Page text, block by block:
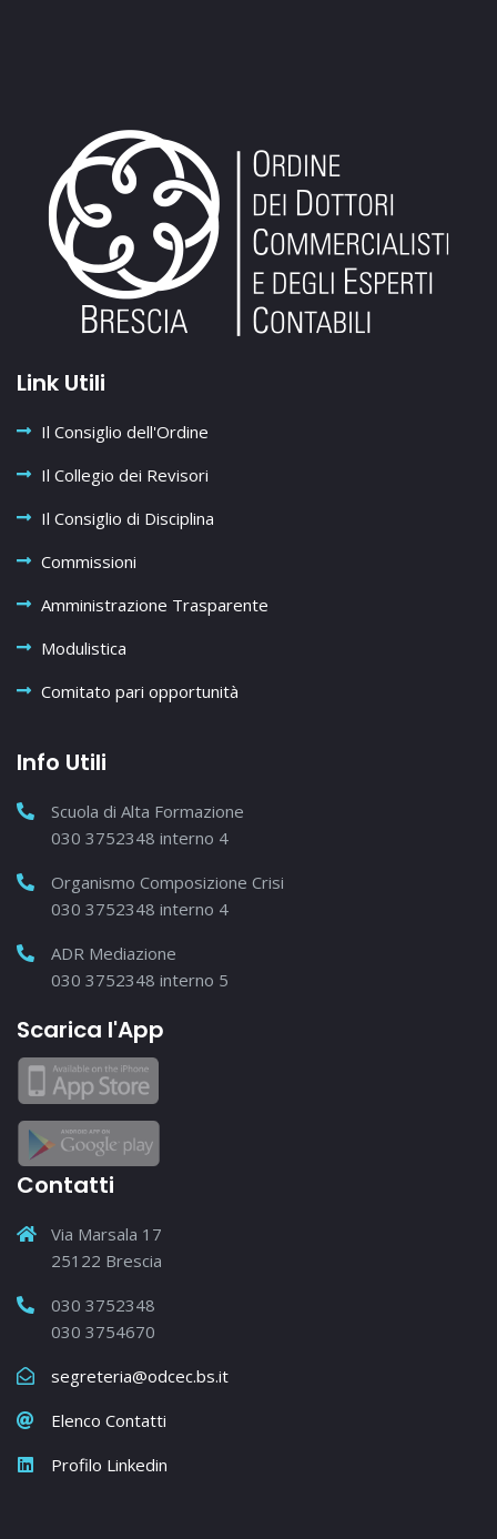
Link Utili
Il Consiglio dell'Ordine
Il Collegio dei Revisori
Il Consiglio di Disciplina
Commissioni
Amministrazione Trasparente
Modulistica
Comitato pari opportunità
Info Utili
Scuola di Alta Formazione
030 3752348 interno 4
Organismo Composizione Crisi
030 3752348 interno 4
ADR Mediazione
030 3752348 interno 5
Scarica l'App
Contatti
Via Marsala 17
25122 Brescia
030 3752348
030 3754670
segreteria@odcec.bs.it
Elenco Contatti
Profilo Linkedin